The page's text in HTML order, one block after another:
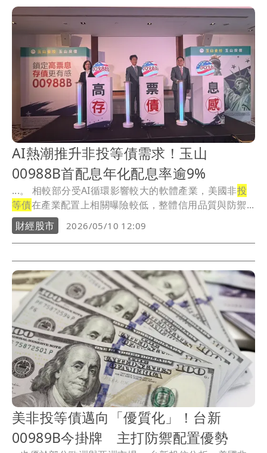
AI熱潮推升非投等債需求！玉山
00988B首配息年化配息率逾9%
...。 相較部分受AI循環影響較大的軟體產業，美國非投
等債在產業配置上相關曝險較低，整體信用品質與防禦...
財經股市
2026/05/10 12:09
美非投等債邁向「優質化」！台新
00989B今掛牌 主打防禦配置優勢